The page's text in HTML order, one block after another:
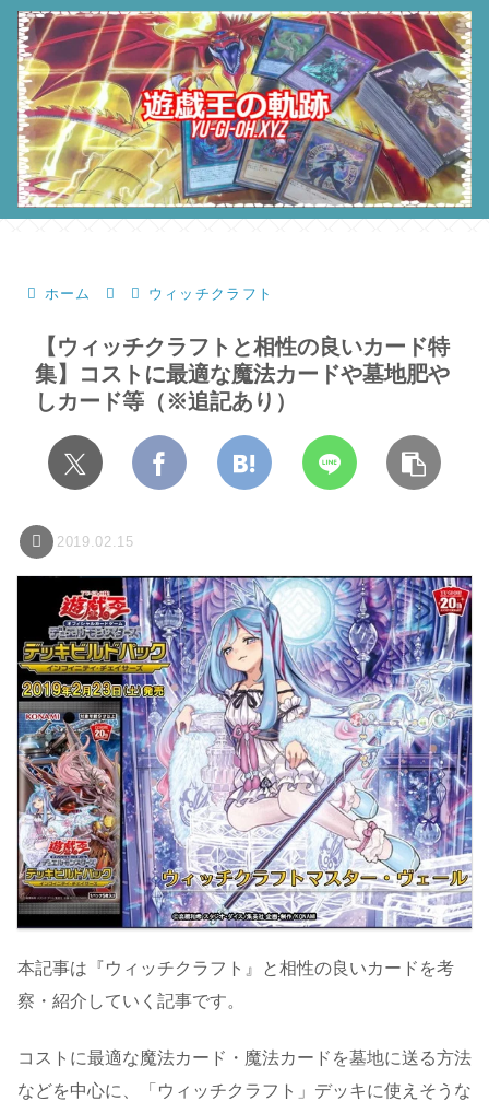
ホーム ウィッチクラフト
【ウィッチクラフトと相性の良いカード特
集】コストに最適な魔法カードや墓地肥や
しカード等（※追記あり）
2019.02.15
本記事は『ウィッチクラフト』と相性の良いカードを考
察・紹介していく記事です。
コストに最適な魔法カード・魔法カードを墓地に送る方法
などを中心に、「ウィッチクラフト」デッキに使えそうな